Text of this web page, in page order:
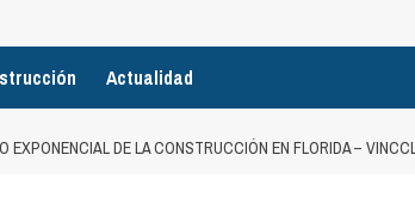
Actualidad
EXPONENCIAL DE LA CONSTRUCCIÓN EN FLORIDA –